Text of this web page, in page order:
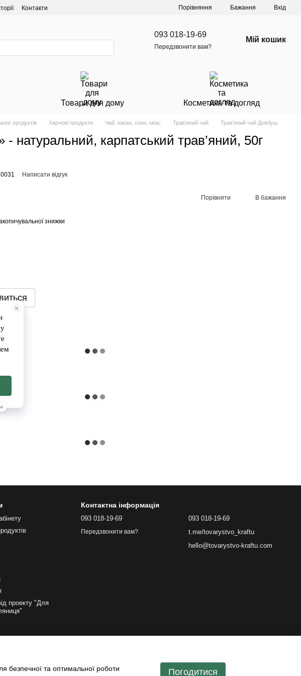
Контакти Порівняння Бажання Вхід
093 018-19-69
Передзвонити вам?
Мій кошик
Товари для дому Косметика та догляд
продуктів Харчові продукти Чай, какао, соки, квас Трав'яний чай Трав'яний чай Довбуш
натуральний, карпатський трав’яний, 50г
Написати відгук
Порівняти В бажання
знижки
проекту "Для
Контактна інформація
093 018-19-69
Передзвонити вам?
093 018-19-69
t.me/tovarystvo_kraftu
hello@tovarystvo-kraftu.com
безпечної та оптимальної роботи
Погодитися